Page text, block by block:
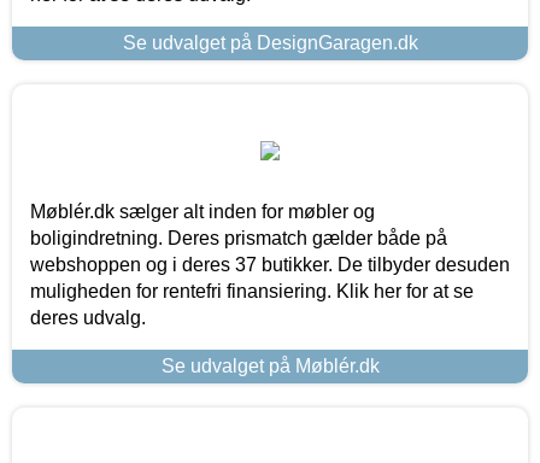
Se udvalget på DesignGaragen.dk
Møblér.dk sælger alt inden for møbler og
boligindretning. Deres prismatch gælder både på
webshoppen og i deres 37 butikker. De tilbyder desuden
muligheden for rentefri finansiering. Klik her for at se
deres udvalg.
Se udvalget på Møblér.dk